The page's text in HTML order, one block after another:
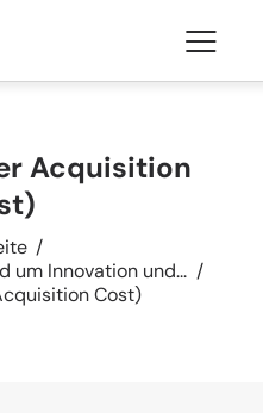
Acquisition
um Innovation und...
Cost)